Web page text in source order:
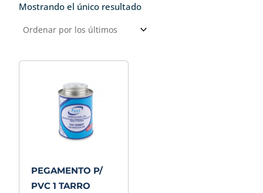
Mostrando el único resultado
PEGAMENTO P/
PVC 1 TARRO